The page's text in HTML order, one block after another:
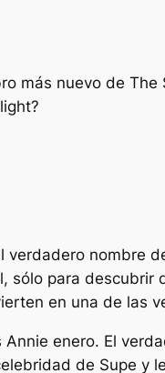
más nuevo de
verdadero nombre
sólo para descubrir
en una de las
enero. El
de Supe y